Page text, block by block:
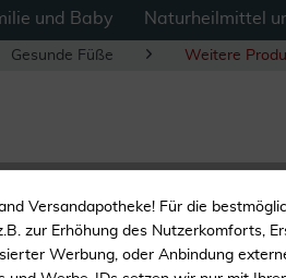
und Baby Naturheilmittel
Gesunde Füße Weitere
Versandapotheke! Für die
zur Erhöhung des Nutzerkomforts,
Werbung, oder Anbindung